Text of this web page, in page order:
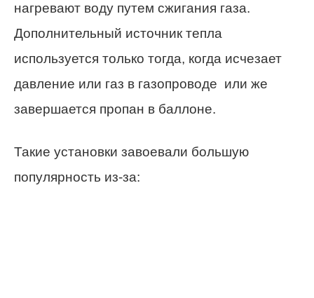
нагревают воду путем сжигания газа.
Дополнительный источник тепла
используется только тогда, когда исчезает
давление или газ в газопроводе или же
завершается пропан в баллоне.
Такие установки завоевали большую
популярность из-за: